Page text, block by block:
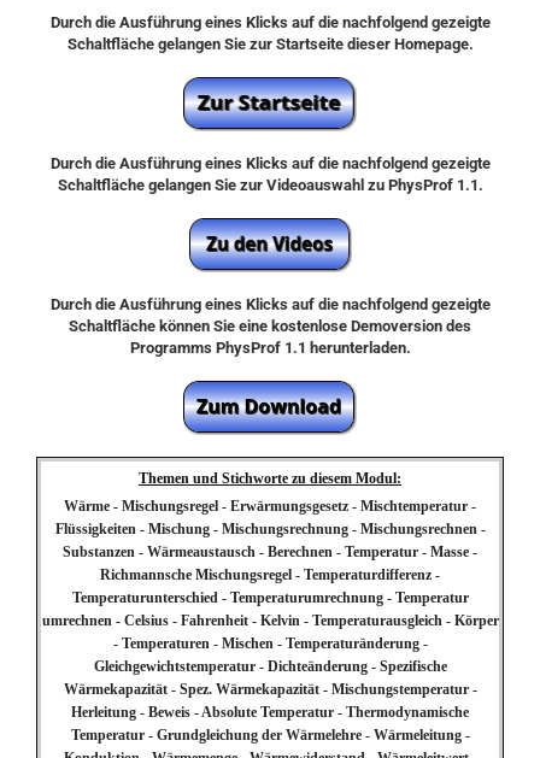
Durch die Ausführung eines Klicks auf die nachfolgend gezeigte
Schaltfläche gelangen Sie zur Startseite dieser Homepage.
Durch die Ausführung eines Klicks auf die nachfolgend gezeigte
Schaltfläche gelangen Sie zur Videoauswahl zu PhysProf 1.1.
Durch die Ausführung eines Klicks auf die nachfolgend gezeigte
Schaltfläche können Sie eine kostenlose Demoversion des
Programms PhysProf 1.1 herunterladen.
Themen und Stichworte zu diesem Modul:
Wärme - Mischungsregel - Erwärmungsgesetz - Mischtemperatur -
Flüssigkeiten - Mischung - Mischungsrechnung - Mischungsrechnen -
Substanzen - Wärmeaustausch - Berechnen - Temperatur - Masse -
Richmannsche Mischungsregel - Temperaturdifferenz -
Temperaturunterschied - Temperaturumrechnung - Temperatur
umrechnen - Celsius - Fahrenheit - Kelvin - Temperaturausgleich - Körper
- Temperaturen - Mischen - Temperaturänderung -
Gleichgewichtstemperatur - Dichteänderung - Spezifische
Wärmekapazität - Spez. Wärmekapazität - Mischungstemperatur -
Herleitung - Beweis - Absolute Temperatur - Thermodynamische
Temperatur - Grundgleichung der Wärmelehre - Wärmeleitung -